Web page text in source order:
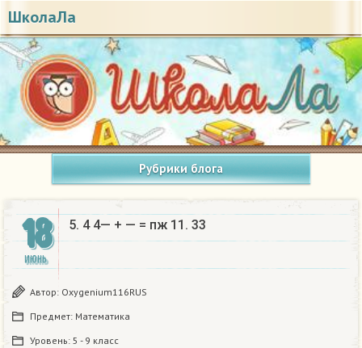
ШколаЛа
Рубрики блога
18
ИЮНЬ
5. 4 4— + — = пж 11. 33
Автор: Oxygenium116RUS
Предмет: Математика
Уровень: 5 - 9 класс